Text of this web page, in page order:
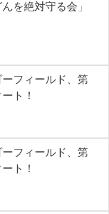
んを絶対守る会」
フィールド、第
ト！
フィールド、第
ト！